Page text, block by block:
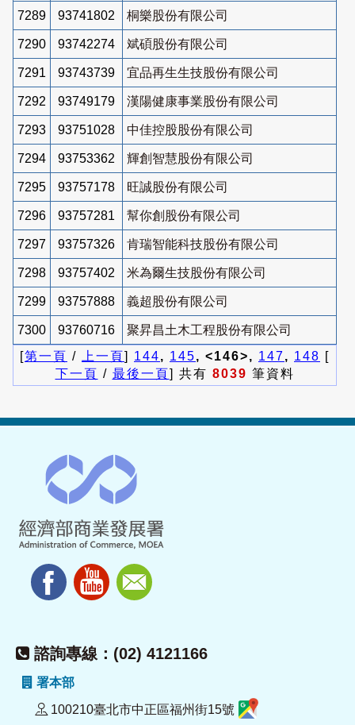
7289 93741802 桐樂股份有限公司
7290 93742274 斌碩股份有限公司
7291 93743739 宜品再生生技股份有限公司
7292 93749179 漢陽健康事業股份有限公司
7293 93751028 中佳控股股份有限公司
7294 93753362 輝創智慧股份有限公司
7295 93757178 旺誠股份有限公司
7296 93757281 幫你創股份有限公司
7297 93757326 肯瑞智能科技股份有限公司
7298 93757402 米為爾生技股份有限公司
7299 93757888 義超股份有限公司
7300 93760716
聚昇昌土木工程股份有限公司
[第一頁 / 上一頁] 144, 145, <146>, 147, 148 [
下一頁 / 最後一頁] 共有 8039 筆資料
諮詢專線：(02) 4121166
署本部
100210臺北市中正區福州街15號